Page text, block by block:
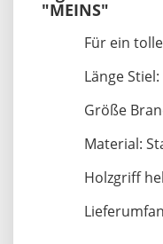
"MEINS"
Für ein
Länge
Größe
Material:
Holzgriff